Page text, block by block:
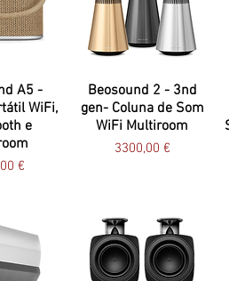
A5 -
WiFi,
e
€
Beosound 2 - 3nd
gen- Coluna de Som
WiFi Multiroom
Preço
3300,00 €